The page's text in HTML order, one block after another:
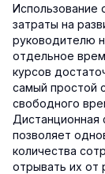
Использование
затраты на
руководителю
отдельное
курсов
самый простой
свободного
Дистанционная
позволяет
количества
отрывать их от